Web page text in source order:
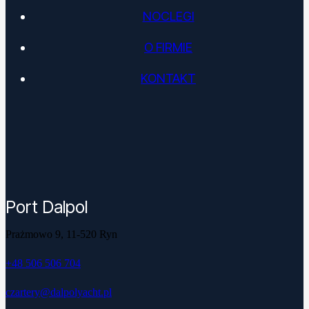
NOCLEGI
O FIRMIE
KONTAKT
Port Dalpol
Prażmowo 9, 11-520 Ryn
+48 506 506 704
czartery@dalpolyacht.pl